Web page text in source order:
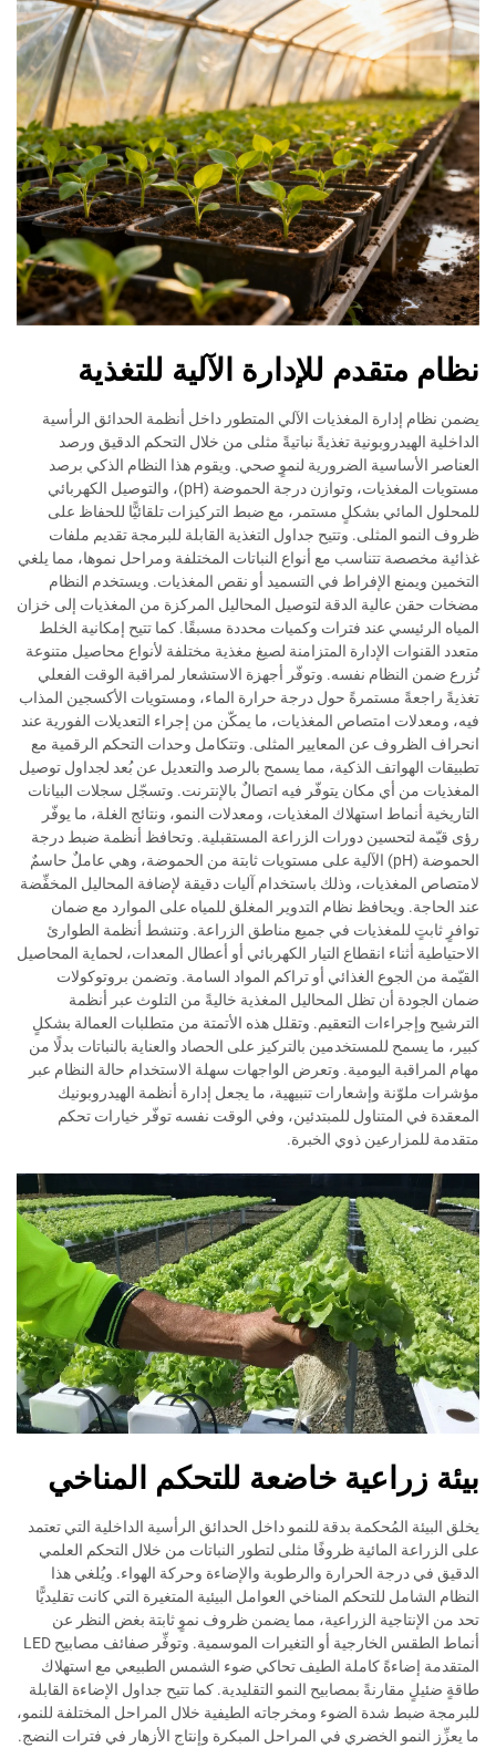
نظام متقدم للإدارة الآلية للتغذية
يضمن نظام إدارة المغذيات الآلي المتطور داخل أنظمة الحدائق الرأسية
الداخلية الهيدروبونية تغذيةً نباتيةً مثلى من خلال التحكم الدقيق ورصد
العناصر الأساسية الضرورية لنموٍ صحي. ويقوم هذا النظام الذكي برصد
مستويات المغذيات، وتوازن درجة الحموضة (pH)، والتوصيل الكهربائي
للمحلول المائي بشكلٍ مستمر، مع ضبط التركيزات تلقائيًّا للحفاظ على
ظروف النمو المثلى. وتتيح جداول التغذية القابلة للبرمجة تقديم ملفات
غذائية مخصصة تتناسب مع أنواع النباتات المختلفة ومراحل نموها، مما يلغي
التخمين ويمنع الإفراط في التسميد أو نقص المغذيات. ويستخدم النظام
مضخات حقن عالية الدقة لتوصيل المحاليل المركزة من المغذيات إلى خزان
المياه الرئيسي عند فترات وكميات محددة مسبقًا. كما تتيح إمكانية الخلط
متعدد القنوات الإدارة المتزامنة لصيغ مغذية مختلفة لأنواع محاصيل متنوعة
تُزرع ضمن النظام نفسه. وتوفّر أجهزة الاستشعار لمراقبة الوقت الفعلي
تغذيةً راجعةً مستمرةً حول درجة حرارة الماء، ومستويات الأكسجين المذاب
فيه، ومعدلات امتصاص المغذيات، ما يمكّن من إجراء التعديلات الفورية عند
انحراف الظروف عن المعايير المثلى. وتتكامل وحدات التحكم الرقمية مع
تطبيقات الهواتف الذكية، مما يسمح بالرصد والتعديل عن بُعد لجداول توصيل
المغذيات من أي مكان يتوفّر فيه اتصالٌ بالإنترنت. وتسجّل سجلات البيانات
التاريخية أنماط استهلاك المغذيات، ومعدلات النمو، ونتائج الغلة، ما يوفّر
رؤى قيّمة لتحسين دورات الزراعة المستقبلية. وتحافظ أنظمة ضبط درجة
الحموضة (pH) الآلية على مستويات ثابتة من الحموضة، وهي عاملٌ حاسمٌ
لامتصاص المغذيات، وذلك باستخدام آليات دقيقة لإضافة المحاليل المخفِّضة
عند الحاجة. ويحافظ نظام التدوير المغلق للمياه على الموارد مع ضمان
توافرٍ ثابتٍ للمغذيات في جميع مناطق الزراعة. وتنشط أنظمة الطوارئ
الاحتياطية أثناء انقطاع التيار الكهربائي أو أعطال المعدات، لحماية المحاصيل
القيّمة من الجوع الغذائي أو تراكم المواد السامة. وتضمن بروتوكولات
ضمان الجودة أن تظل المحاليل المغذية خاليةً من التلوث عبر أنظمة
الترشيح وإجراءات التعقيم. وتقلل هذه الأتمتة من متطلبات العمالة بشكلٍ
كبير، ما يسمح للمستخدمين بالتركيز على الحصاد والعناية بالنباتات بدلًا من
مهام المراقبة اليومية. وتعرض الواجهات سهلة الاستخدام حالة النظام عبر
مؤشرات ملوّنة وإشعارات تنبيهية، ما يجعل إدارة أنظمة الهيدروبونيك
المعقدة في المتناول للمبتدئين، وفي الوقت نفسه توفّر خيارات تحكم
متقدمة للمزارعين ذوي الخبرة.
بيئة زراعية خاضعة للتحكم المناخي
يخلق البيئة المُحكمة بدقة للنمو داخل الحدائق الرأسية الداخلية التي تعتمد
على الزراعة المائية ظروفًا مثلى لتطور النباتات من خلال التحكم العلمي
الدقيق في درجة الحرارة والرطوبة والإضاءة وحركة الهواء. ويُلغي هذا
النظام الشامل للتحكم المناخي العوامل البيئية المتغيرة التي كانت تقليديًّا
تحد من الإنتاجية الزراعية، مما يضمن ظروف نموٍ ثابتة بغض النظر عن
أنماط الطقس الخارجية أو التغيرات الموسمية. وتوفِّر صفائف مصابيح LED
المتقدمة إضاءةً كاملة الطيف تحاكي ضوء الشمس الطبيعي مع استهلاك
طاقةٍ ضئيلٍ مقارنةً بمصابيح النمو التقليدية. كما تتيح جداول الإضاءة القابلة
للبرمجة ضبط شدة الضوء ومخرجاته الطيفية خلال المراحل المختلفة للنمو،
ما يعزِّز النمو الخضري في المراحل المبكرة وإنتاج الأزهار في فترات النضج.